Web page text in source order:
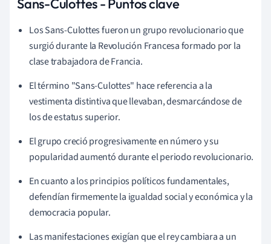
Los Sans-Culottes fueron un grupo revolucionario que
surgió durante la Revolución Francesa formado por la
clase trabajadora de Francia.
El término "Sans-Culottes" hace referencia a la
vestimenta distintiva que llevaban, desmarcándose de
los de estatus superior.
El grupo creció progresivamente en número y su
popularidad aumentó durante el periodo revolucionario.
En cuanto a los principios políticos fundamentales,
defendían firmemente la igualdad social y económica y la
democracia popular.
Las manifestaciones exigían que el rey cambiara a un